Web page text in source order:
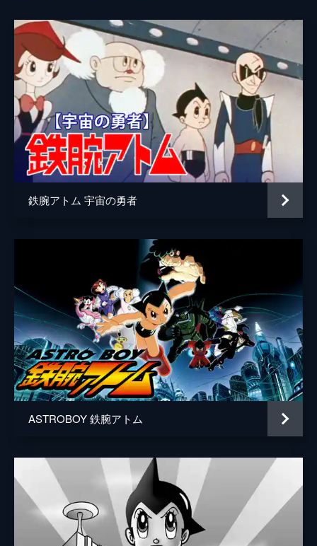
鉄腕アトム 宇宙の勇者
ASTROBOY 鉄腕アトム